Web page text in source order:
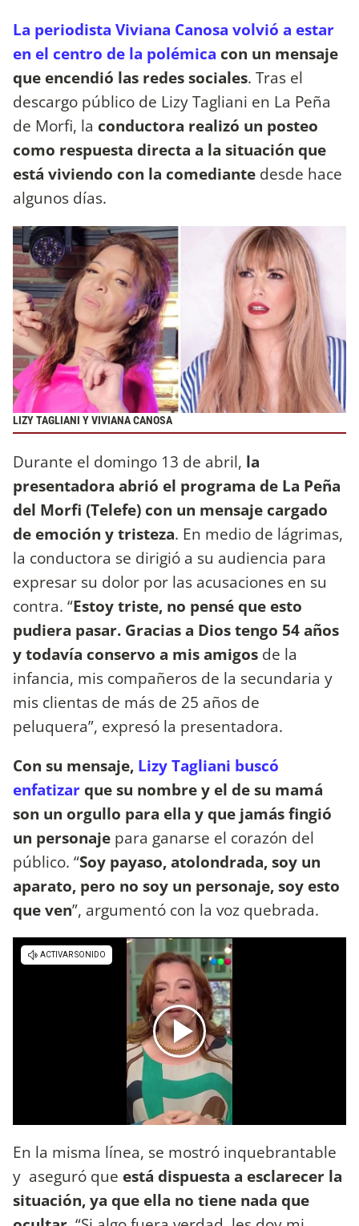
La periodista Viviana Canosa volvió a estar
en el centro de la polémica con un mensaje
que encendió las redes sociales. Tras el
descargo público de Lizy Tagliani en La Peña
de Morfi, la conductora realizó un posteo
como respuesta directa a la situación que
está viviendo con la comediante desde hace
algunos días.
LIZY TAGLIANI Y VIVIANA CANOSA
Durante el domingo 13 de abril, la
presentadora abrió el programa de La Peña
del Morfi (Telefe) con un mensaje cargado
de emoción y tristeza. En medio de lágrimas,
la conductora se dirigió a su audiencia para
expresar su dolor por las acusaciones en su
contra. “Estoy triste, no pensé que esto
pudiera pasar. Gracias a Dios tengo 54 años
y todavía conservo a mis amigos de la
infancia, mis compañeros de la secundaria y
mis clientas de más de 25 años de
peluquera”, expresó la presentadora.
Con su mensaje, Lizy Tagliani buscó
enfatizarque su nombre y el de su mamá
son un orgullo para ella y que jamás fingió
un personaje para ganarse el corazón del
público. “Soy payaso, atolondrada, soy un
aparato, pero no soy un personaje, soy esto
que ven”, argumentó con la voz quebrada.
En la misma línea, se mostró inquebrantable
y aseguró que está dispuesta a esclarecer la
situación, ya que ella no tiene nada que